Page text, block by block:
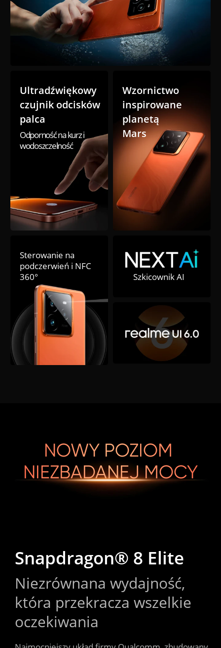
Szkicownik AI
Sterowanie na
podczerwień i NFC
360°
Wzornictwo
inspirowane
planetą
Mars
Ultradźwiękowy
czujnik odcisków
palca
Odporność na kurz i
wodoszczelność
NOWY POZIOM
NIEZBADANEJ MOCY
Snapdragon® 8 Elite
Niezrównana wydajność,
która przekracza wszelkie
oczekiwania